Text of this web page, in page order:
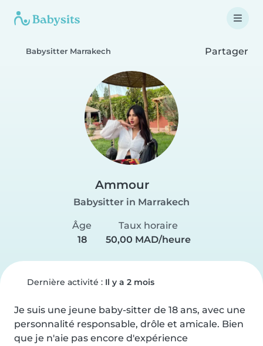
Babysitter Marrakech Partager
Ammour
Babysitter in Marrakech
Âge
18
Taux horaire
50,00 MAD/heure
Dernière activité : Il y a 2 mois
Je suis une jeune baby-sitter de 18 ans, avec une
personnalité responsable, drôle et amicale. Bien
que je n'aie pas encore d'expérience